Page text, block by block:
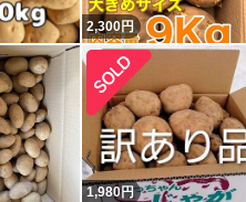
2,300円
1,980円